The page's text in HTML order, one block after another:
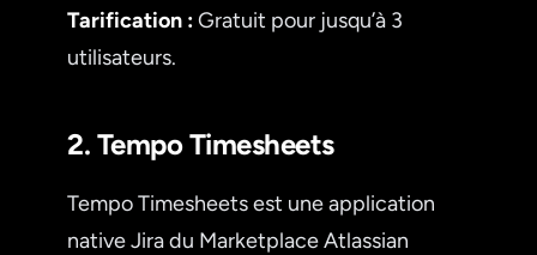
Tarification :Gratuit pour jusqu’à 3
utilisateurs.
2. Tempo Timesheets
Tempo Timesheets est une application
native Jira du Marketplace Atlassian